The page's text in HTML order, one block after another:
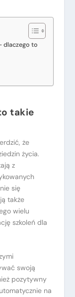
dlaczego to
takie
że
życia.
z
się
także
wielu
szkoleń dla
swoją
pozytywny
na